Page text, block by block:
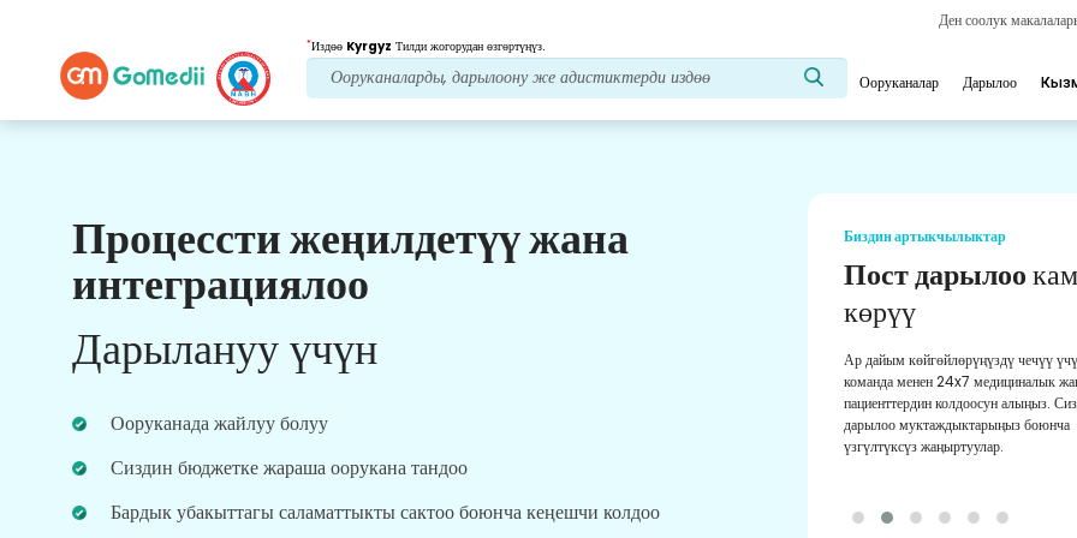
Ден соолук
*Издөө Kyrgyz Тилди жогорудан өзгөртүңүз.
Ооруканалар Дарылоо
Процессти жеңилдетүү жана
интеграциялоо
Дарылануу үчүн
Ооруканада жайлуу болуу
Сиздин бюджетке жараша оорукана тандоо
Бардык убакыттагы саламаттыкты сактоо боюнча кеңешчи колдоо
Биздин артыкчылыктар
Пост дарылоокам
көрүү
Ар дайым көйгөйлөрүңүздү чечүү үчүн биздин
дарылоо муктаждыктарыңыз боюнча
Биздин артыкчылыктар
Медициналык
кеңешчи
Биздин тажрыйбалуу медициналык
кеңешчилерден үзгүлтүксүз колдоо
Сизге эң жакшы кеңештерди жана
көрсөтмөлөрдү берет.